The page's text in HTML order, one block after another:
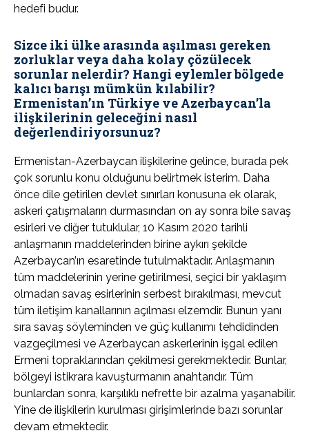
hedefi budur.
Sizce iki ülke arasında aşılması gereken
zorluklar veya daha kolay çözülecek
sorunlar nelerdir? Hangi eylemler bölgede
kalıcı barışı mümkün kılabilir?
Ermenistan’ın Türkiye ve Azerbaycan’la
ilişkilerinin geleceğini nasıl
değerlendiriyorsunuz?
Ermenistan-Azerbaycan ilişkilerine gelince, burada pek
çok sorunlu konu olduğunu belirtmek isterim. Daha
önce dile getirilen devlet sınırları konusuna ek olarak,
askeri çatışmaların durmasından on ay sonra bile savaş
esirleri ve diğer tutuklular, 10 Kasım 2020 tarihli
anlaşmanın maddelerinden birine aykırı şekilde
Azerbaycan’ın esaretinde tutulmaktadır. Anlaşmanın
tüm maddelerinin yerine getirilmesi, seçici bir yaklaşım
olmadan savaş esirlerinin serbest bırakılması, mevcut
tüm iletişim kanallarının açılması elzemdir. Bunun yanı
sıra savaş söyleminden ve güç kullanımı tehdidinden
vazgeçilmesi ve Azerbaycan askerlerinin işgal edilen
Ermeni topraklarından çekilmesi gerekmektedir. Bunlar,
bölgeyi istikrara kavuşturmanın anahtarıdır. Tüm
bunlardan sonra, karşılıklı nefrette bir azalma yaşanabilir.
Yine de ilişkilerin kurulması girişimlerinde bazı sorunlar
devam etmektedir.